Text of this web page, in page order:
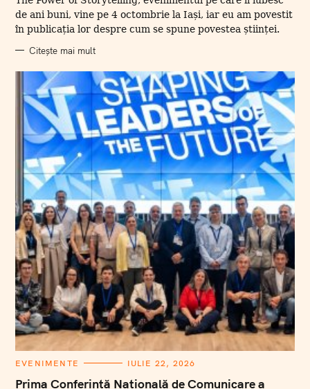
I
I
de ani buni, vine pe 4 octombrie la Iași, iar eu am povestit
în publicația lor despre cum se spune povestea științei.
Citește mai mult
C
T
EVENIMENTE IULIE 22, 2026
Prima Conferință Națională de Comunicare a